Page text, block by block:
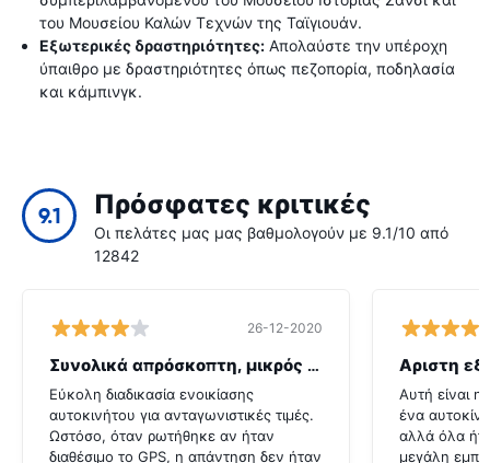
του Μουσείου Καλών Τεχνών της Ταϊγιουάν.
Εξωτερικές δραστηριότητες: Απολαύστε την υπέροχη
ύπαιθρο με δραστηριότητες όπως πεζοπορία, ποδηλασία
και κάμπινγκ.
9.1 Πρόσφατες κριτικές
Οι πελάτες μας μας βαθμολογούν με 9.1/10 από
12842
26-12-2020
Συνολικά απρόσκοπτη, μικρός λόξυγκας
Εύκολη διαδικασία ενοικίασης
αυτοκινήτου για ανταγωνιστικές τιμές.
Ωστόσο, όταν ρωτήθηκε αν ήταν
διαθέσιμο το GPS, η απάντηση δεν ήταν
Αριστη
Αυτή είναι
ένα
αλλά όλα
μεγάλη